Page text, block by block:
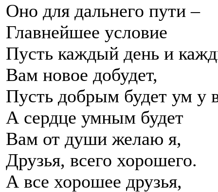
Оно для дальнего пути –
Главнейшее условие
Пусть каждый день и
Вам новое добудет,
Пусть добрым будет ум у
А сердце умным будет
Вам от души желаю я,
Друзья, всего хорошего.
А все хорошее друзья,